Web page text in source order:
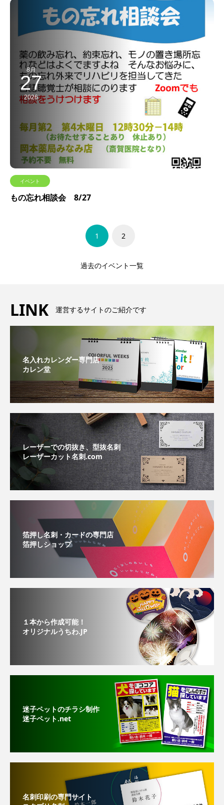
8月
27
2026
イベント
もの忘れ相談会 8/27
1 2
過去のイベント一覧
LINK 運営するサイトのご紹介です
名入れカレンダー専門店
カレン堂
レーザーでの切抜き、型抜名刺
レーザーカット名刺.com
箔押し名刺・カードの専門店
箔押しショップ
１本から作成可能！
オリジナルうちわ.JP
迷子ペットのチラシ制作
迷子ペット.net
名刺印刷の専門サイト